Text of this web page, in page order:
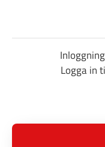
Logga in